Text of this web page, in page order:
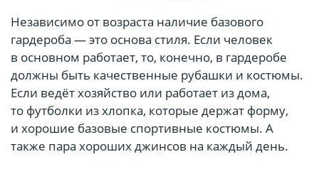
Независимо от возраста наличие базового
гардероба — это основа стиля. Если человек
в основном работает, то, конечно, в гардеробе
должны быть качественные рубашки и костюмы.
Если ведёт хозяйство или работает из дома,
то футболки из хлопка, которые держат форму,
и хорошие базовые спортивные костюмы. А
также пара хороших джинсов на каждый день.